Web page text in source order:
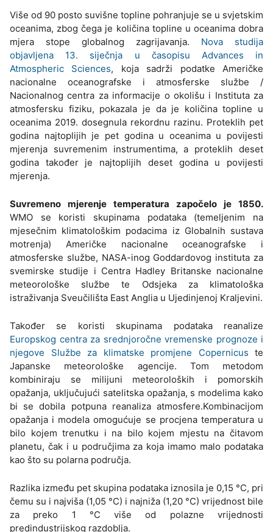
Više od 90 posto suvišne topline pohranjuje se u svjetskim
oceanima, zbog čega je količina topline u oceanima dobra
mjera stope globalnog zagrijavanja. Nova studija
objavljena 13. siječnja u časopisu Advances in
Atmospheric Sciences, koja sadrži podatke Američke
nacionalne oceanografske i atmosferske službe /
Nacionalnog centra za informacije o okolišu i Instituta za
atmosfersku fiziku, pokazala je da je količina topline u
oceanima 2019. dosegnula rekordnu razinu. Proteklih pet
godina najtoplijih je pet godina u oceanima u povijesti
mjerenja suvremenim instrumentima, a proteklih deset
godina također je najtoplijih deset godina u povijesti
mjerenja.
Suvremeno mjerenje temperatura započelo je 1850.
WMO se koristi skupinama podataka (temeljenim na
mjesečnim klimatološkim podacima iz Globalnih sustava
motrenja) Američke nacionalne oceanografske i
atmosferske službe, NASA-inog Goddardovog instituta za
svemirske studije i Centra Hadley Britanske nacionalne
meteorološke službe te Odsjeka za klimatološka
istraživanja Sveučilišta East Anglia u Ujedinjenoj Kraljevini.
Također se koristi skupinama podataka reanalize
Europskog centra za srednjoročne vremenske prognoze i
njegove Službe za klimatske promjene Copernicus te
Japanske meteorološke agencije. Tom metodom
kombiniraju se milijuni meteoroloških i pomorskih
opažanja, uključujući satelitska opažanja, s modelima kako
bi se dobila potpuna reanaliza atmosfere.Kombinacijom
opažanja i modela omogućuje se procjena temperatura u
bilo kojem trenutku i na bilo kojem mjestu na čitavom
planetu, čak i u područjima za koja imamo malo podataka
kao što su polarna područja.
Razlika između pet skupina podataka iznosila je 0,15 °C, pri
čemu su i najviša (1,05 °C) i najniža (1,20 °C) vrijednost bile
za preko 1 °C više od polazne vrijednosti
predindustrijskog razdoblja.